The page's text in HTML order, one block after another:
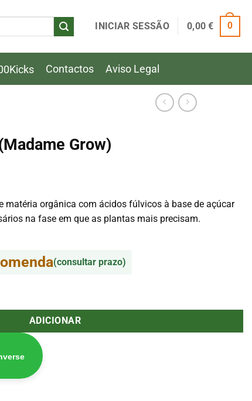
INICIAR SESSÃO 0,00€ 0
Contactos Aviso Legal
Grow)
matéria orgânica com ácidos fúlvicos à base de açúcar
na fase em que as plantas mais precisam.
(consultar prazo)
Grow)
ADICIONAR